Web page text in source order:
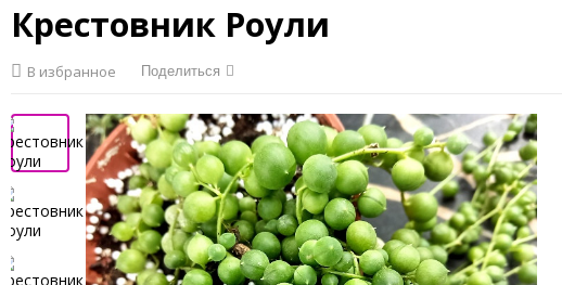
Крестовник Роули
В избранное Поделиться